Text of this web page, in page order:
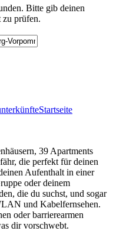
Bitte gib deinen
zu prüfen.
Startseite
39 Apartments
die perfekt für deinen
Aufenthalt in einer
oder deinem
die du suchst, und sogar
und Kabelfernsehen.
oder barrierearmen
dir vorschwebt.